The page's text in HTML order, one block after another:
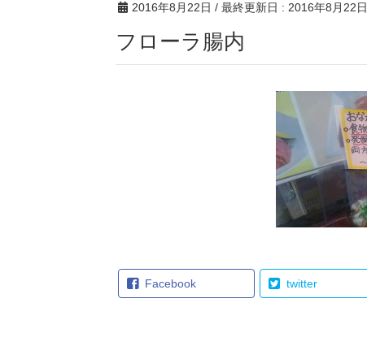
2016年8月22日 / 最終更新日 : 2016年8月22日
フローラ腸内
Facebook twitter